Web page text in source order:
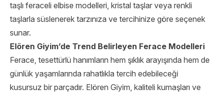
taşlı feraceli elbise modelleri, kristal taşlar veya renkli
taşlarla süslenerek tarzınıza ve tercihinize göre seçenek
sunar.
Elören Giyim’de Trend Belirleyen Ferace Modelleri
Ferace, tesettürlü hanımların hem şıklık arayışında hem de
günlük yaşamlarında rahatlıkla tercih edebileceği
kusursuz bir parçadır. Elören Giyim, kaliteli kumaşları ve